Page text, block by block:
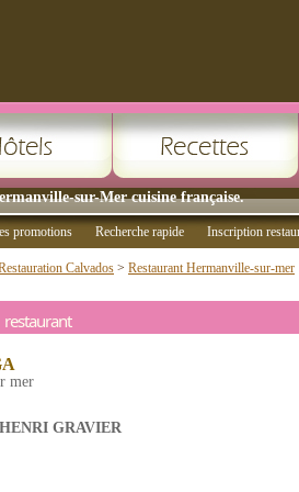
sur-Mer cuisine française.
promotions Recherche rapide Inscription
Calvados > Restaurant Hermanville-sur-mer
mer
GRAVIER